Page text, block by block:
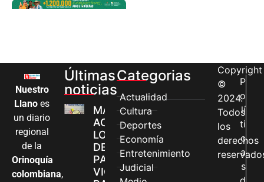
Nuestro
Llano es
un diario
regional
de la
Orinoquía
colombiana,
Últimas
noticias
MÁS MUJERES
ACCEDEN A
LOS CANALES
DE ATENCIÓN
PARA
VIOLENCIAS
Categorias
Actualidad
Cultura
Deportes
Economía
Entretenimiento
Judicial
Copyright
©
2024.
Todos
los
derechos
P
o
lí
ti
c
a
s